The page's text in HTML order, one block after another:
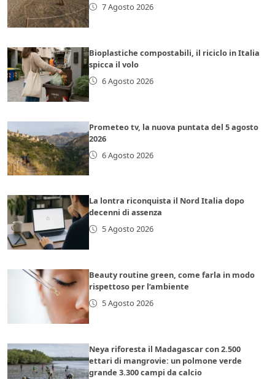
7 Agosto 2026
Bioplastiche compostabili, il riciclo in Italia
spicca il volo
6 Agosto 2026
Prometeo tv, la nuova puntata del 5 agosto
2026
6 Agosto 2026
La lontra riconquista il Nord Italia dopo
decenni di assenza
5 Agosto 2026
Beauty routine green, come farla in modo
rispettoso per l’ambiente
5 Agosto 2026
Neya riforesta il Madagascar con 2.500
ettari di mangrovie: un polmone verde
grande 3.300 campi da calcio